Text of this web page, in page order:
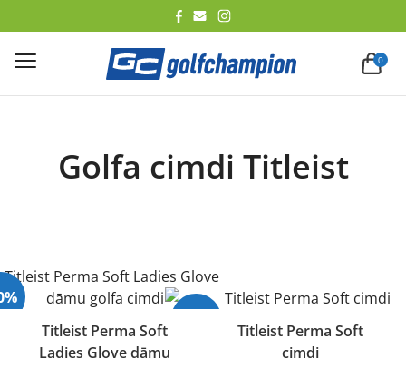
0
Golfa cimdi Titleist
Titleist Perma Soft
Ladies Glove dāmu
Titleist Perma Soft
cimdi